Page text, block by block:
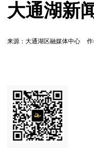
大通湖新
来源：大通湖区融媒体中心